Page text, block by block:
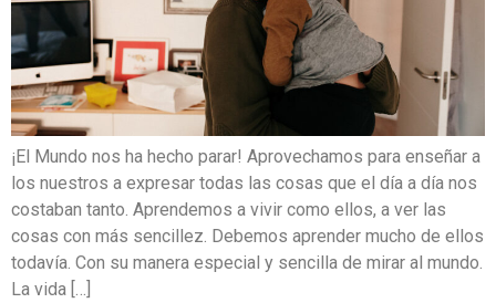
¡El Mundo nos ha hecho parar! Aprovechamos para enseñar a
los nuestros a expresar todas las cosas que el día a día nos
costaban tanto. Aprendemos a vivir como ellos, a ver las
cosas con más sencillez. Debemos aprender mucho de ellos
todavía. Con su manera especial y sencilla de mirar al mundo.
La vida […]